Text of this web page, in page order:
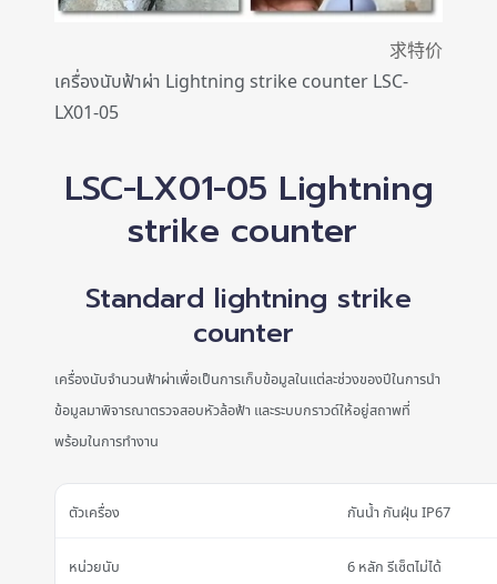
求特价
เครื่องนับฟ้าผ่า Lightning strike counter LSC-
LX01-05
LSC-LX01-05 Lightning
strike counter
Standard lightning strike
counter
เครื่องนับจำนวนฟ้าผ่าเพื่อเป็นการเก็บข้อมูลในแต่ละช่วงของปีในการนำ
ข้อมูลมาพิจารณาตรวจสอบหัวล้อฟ้า และระบบกราวด์ให้อยู่สถาพที่
พร้อมในการทำงาน
ตัวเครื่อง กันน้ำ กันฝุ่น IP67
หน่วยนับ 6 หลัก รีเซ็ตไม่ได้